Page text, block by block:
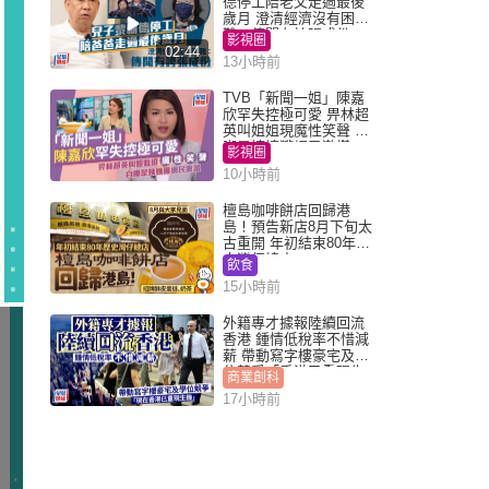
02:44
歲月 澄清經濟沒有困
難：傳聞有誇張成份
影視圈
13小時前
TVB「新聞一姐」陳嘉
欣罕失控極可愛 畀林超
英叫姐姐現魔性笑聲 自
嘲是姨姨獲網民激讚
影視圈
10小時前
檀島咖啡餅店回歸港
島！預告新店8月下旬太
古重開 年初結束80年歷
史灣仔總店
飲食
15小時前
外籍專才據報陸續回流
香港 鍾情低稅率不惜減
薪 帶動寫字樓豪宅及學
位競爭「香港已重現生
機」
商業創科
17小時前